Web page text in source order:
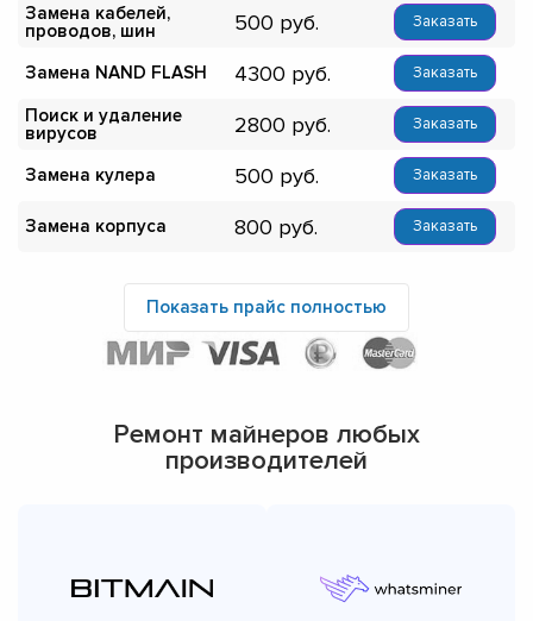
Замена кабелей,
проводов, шин
500 Заказать
Замена NAND FLASH 4300 Заказать
Поиск и удаление
вирусов
2800 Заказать
Замена кулера 500 Заказать
Замена корпуса 800 Заказать
Показать прайс полностью
Ремонт майнеров любых
производителей